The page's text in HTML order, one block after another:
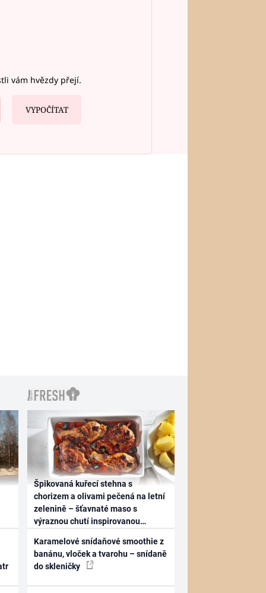
vám hvězdy přejí.
VYPOČÍTAT
Špikovaná kuřecí stehna s
chorizem a olivami pečená na letní
zelenině – šťavnaté maso s
výraznou chutí inspirovanou
Karamelové snídaňové smoothie z
banánu, vloček a tvarohu – snídaně
do skleničky